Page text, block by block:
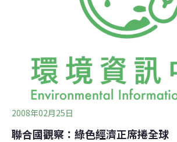
在賭各國對於氣候變遷「不會採取積極
的報告是由史登和「碳追蹤計畫」（
庫所主導，他們的警告也獲得包括匯豐
2008年02月25日
聯合國觀察：綠色經濟正席捲全球